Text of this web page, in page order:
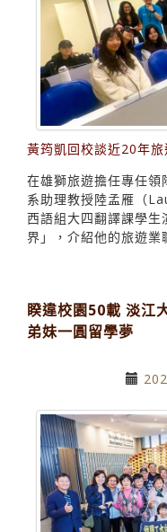
黃筠凱回校談近20年
在雄獅旅遊擔任專任
系助理教授陸孟雁（
西語組大四翻譯課學
界」，介紹他的旅遊業
睽違校園50載 淡江
弟妹一圓留學夢